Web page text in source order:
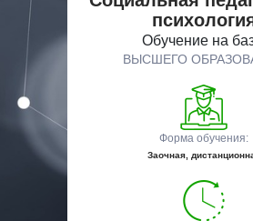
Обучение на
ВЫСШЕГО
Форма обучения:
Заочная,